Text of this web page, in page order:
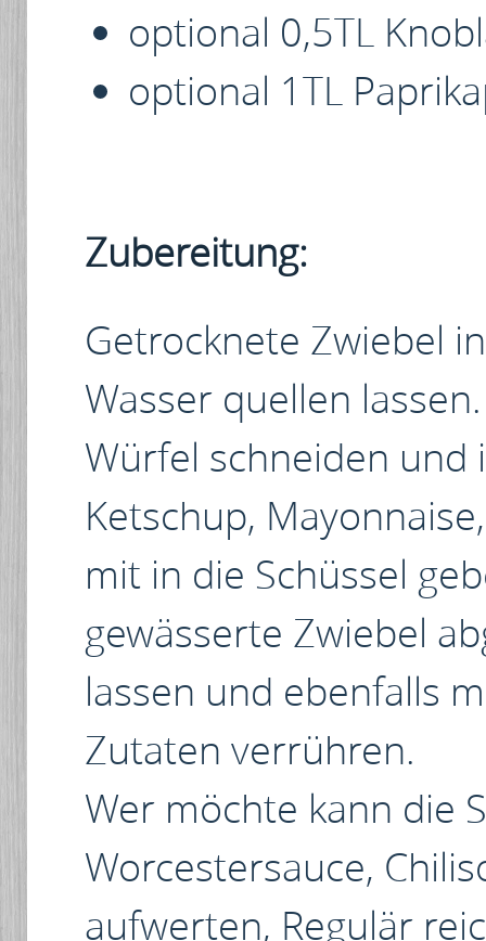
optional 0,5TL
optional 1TL
Zubereitung:
Getrocknete Zwiebel
Wasser quellen
Würfel schneiden und
Ketschup,
mit in die Schüssel
gewässerte Zwiebel
lassen und ebenfalls
Zutaten verrühren.
Wer möchte kann die
Worcestersauce,
aufwerten, Regulär